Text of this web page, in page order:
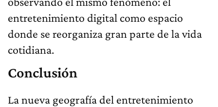
entretenimiento digital como espacio
donde se reorganiza gran parte de la vida
cotidiana.
Conclusión
La nueva geografía del entretenimiento